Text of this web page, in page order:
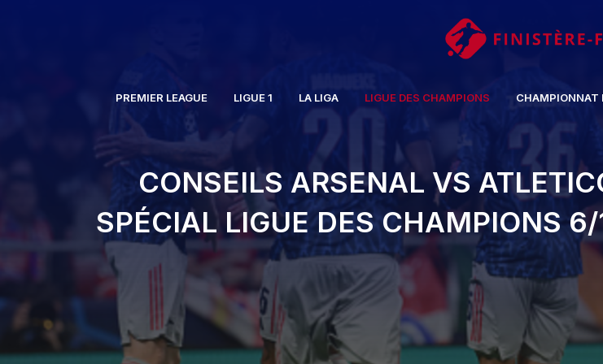
PREMIER LEAGUE LIGUE 1 LA LIGA LIGUE DES CHAMPIONS CHAMPIONNAT
CONSEILS ARSENAL VS
SPÉCIAL LIGUE DES CHAMPIONS